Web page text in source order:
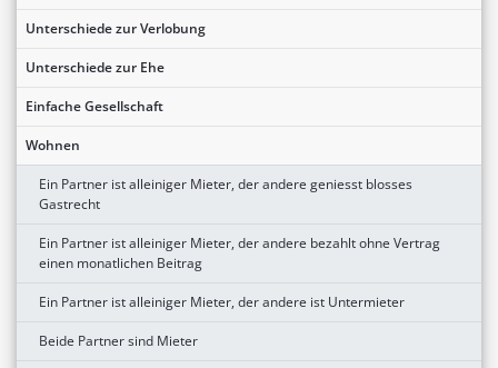
Unterschiede zur Verlobung
Unterschiede zur Ehe
Einfache Gesellschaft
Wohnen
Ein Partner ist alleiniger Mieter, der andere geniesst blosses
Gastrecht
Ein Partner ist alleiniger Mieter, der andere bezahlt ohne Vertrag
einen monatlichen Beitrag
Ein Partner ist alleiniger Mieter, der andere ist Untermieter
Beide Partner sind Mieter